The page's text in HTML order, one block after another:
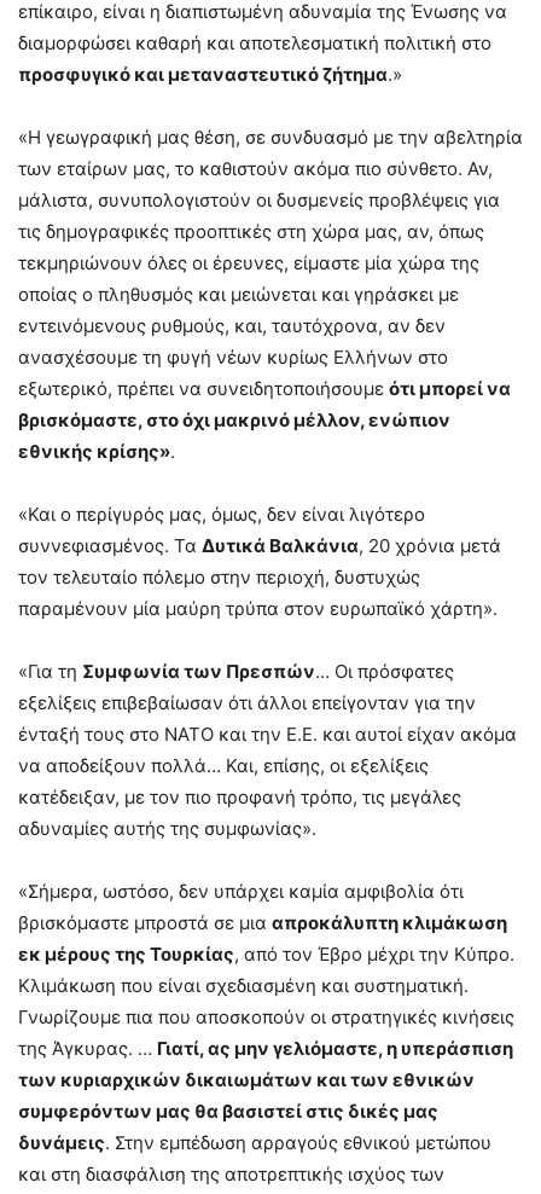
επίκαιρο, είναι η διαπιστωμένη αδυναμία της Ένωσης να
διαμορφώσει καθαρή και αποτελεσματική πολιτική στο
προσφυγικό και μεταναστευτικό ζήτημα.»
«Η γεωγραφική μας θέση, σε συνδυασμό με την αβελτηρία
των εταίρων μας, το καθιστούν ακόμα πιο σύνθετο. Αν,
μάλιστα, συνυπολογιστούν οι δυσμενείς προβλέψεις για
τις δημογραφικές προοπτικές στη χώρα μας, αν, όπως
τεκμηριώνουν όλες οι έρευνες, είμαστε μία χώρα της
οποίας ο πληθυσμός και μειώνεται και γηράσκει με
εντεινόμενους ρυθμούς, και, ταυτόχρονα, αν δεν
ανασχέσουμε τη φυγή νέων κυρίως Ελλήνων στο
εξωτερικό, πρέπει να συνειδητοποιήσουμε ότι μπορεί να
βρισκόμαστε, στο όχι μακρινό μέλλον, ενώπιον
εθνικής κρίσης».
«Και ο περίγυρός μας, όμως, δεν είναι λιγότερο
συννεφιασμένος. Τα Δυτικά Βαλκάνια, 20 χρόνια μετά
τον τελευταίο πόλεμο στην περιοχή, δυστυχώς
παραμένουν μία μαύρη τρύπα στον ευρωπαϊκό χάρτη».
«Για τη Συμφωνία των Πρεσπών… Οι πρόσφατες
εξελίξεις επιβεβαίωσαν ότι άλλοι επείγονταν για την
ένταξή τους στο ΝΑΤΟ και την Ε.Ε. και αυτοί είχαν ακόμα
να αποδείξουν πολλά… Και, επίσης, οι εξελίξεις
κατέδειξαν, με τον πιο προφανή τρόπο, τις μεγάλες
αδυναμίες αυτής της συμφωνίας».
«Σήμερα, ωστόσο, δεν υπάρχει καμία αμφιβολία ότι
βρισκόμαστε μπροστά σε μια απροκάλυπτη κλιμάκωση
εκ μέρους της Τουρκίας, από τον Έβρο μέχρι την Κύπρο.
Κλιμάκωση που είναι σχεδιασμένη και συστηματική.
Γνωρίζουμε πια που αποσκοπούν οι στρατηγικές κινήσεις
της Άγκυρας. … Γιατί, ας μην γελιόμαστε, η υπεράσπιση
των κυριαρχικών δικαιωμάτων και των εθνικών
συμφερόντων μας θα βασιστεί στις δικές μας
δυνάμεις. Στην εμπέδωση αρραγούς εθνικού μετώπου
και στη διασφάλιση της αποτρεπτικής ισχύος των